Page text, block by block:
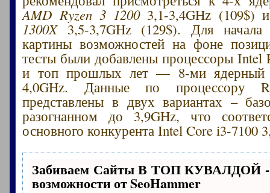
AMD Ryzen 3 12003,1-3,4GHz (109$)
1300X3,5-3,7GHz (129$). Для начала
картины возможностей на фоне
тесты были добавлены процессоры Intel
и топ прошлых лет — 8-ми ядерный
4,0GHz. Данные по процессору
представлены в двух вариантах –
разогнанном до 3,9GHz, что
основного конкурента Intel Core i3-7100
Забиваем Сайты В ТОП КУВАЛДОЙ -
возможности от SeoHammer